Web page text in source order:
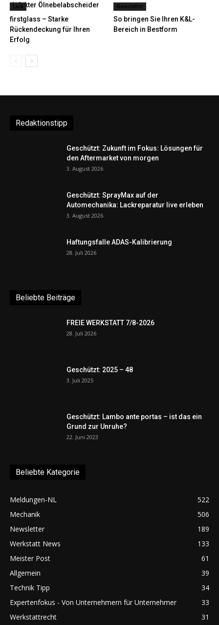
defekter Ölnebelabscheider
Lack
firstglass – Starke
Rückendeckung für Ihren
Erfolg
Newsletter
So bringen Sie Ihren K&L-
Bereich in Bestform
Redaktionstipp
Geschützt: Zukunft im Fokus: Lösungen für
den Aftermarket von morgen
3. August 2026
Geschützt: SprayMax auf der
Automechanika: Lackreparatur live erleben
3. August 2026
Haftungsfalle ADAS-Kalibrierung
28. Juli 2026
Beliebte Beiträge
FREIE WERKSTATT 7/8-2026
28. Juli 2026
Geschützt: 2025 – 48
3. Juli 2025
Geschützt: Lambo ante portas – ist das ein
Grund zur Unruhe?
22. Juni 2023
Beliebte Kategorie
Meldungen-NL
522
Mechanik
506
Newsletter
189
Werkstatt News
133
Meister Post
61
Allgemein
39
Technik Tipp
34
Expertenfokus - Von Unternehmern für Unternehmer
33
Werkstattrecht
31